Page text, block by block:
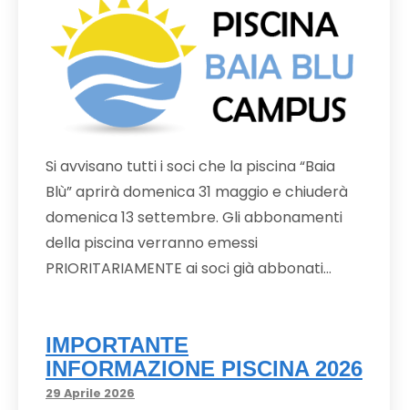
Si avvisano tutti i soci che la piscina “Baia
Blù” aprirà domenica 31 maggio e chiuderà
domenica 13 settembre. Gli abbonamenti
della piscina verranno emessi
PRIORITARIAMENTE ai soci già abbonati…
IMPORTANTE
INFORMAZIONE PISCINA 2026
29 Aprile 2026